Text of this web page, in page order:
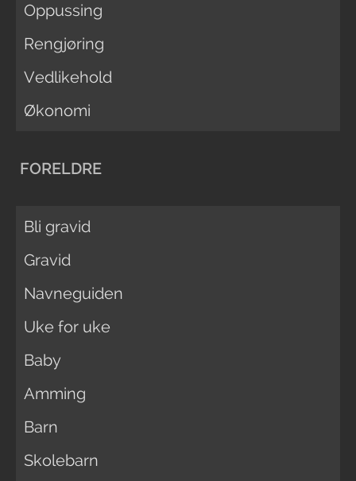
Oppussing
Rengjøring
Vedlikehold
Økonomi
FORELDRE
Bli gravid
Gravid
Navneguiden
Uke for uke
Baby
Amming
Barn
Skolebarn